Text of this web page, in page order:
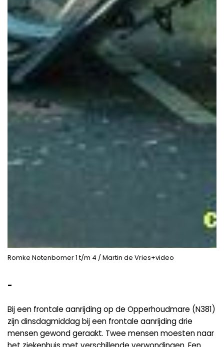
Romke Notenbomer 1 t/m 4 / Martin de Vries+video
-
Bij een frontale aanrijding op de Opperhoudmare (N381)
zijn dinsdagmiddag bij een frontale aanrijding drie
mensen gewond geraakt. Twee mensen moesten naar